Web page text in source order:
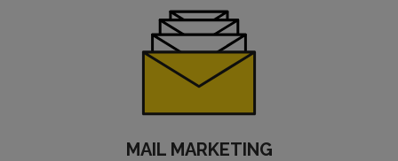
MAIL MARKETING